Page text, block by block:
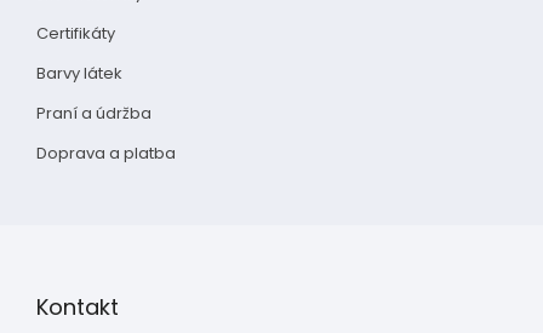
Certifikáty
Barvy látek
Praní a údržba
Doprava a platba
Kontakt